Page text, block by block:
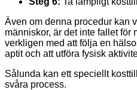
Även om denna procedur kan
människor, är det inte fallet för
verkligen med att följa en
aptit och att utföra fysisk
Sålunda kan ett speciellt
svåra process.